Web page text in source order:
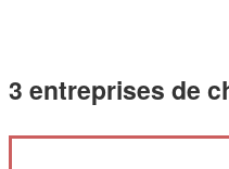
3 entreprises de